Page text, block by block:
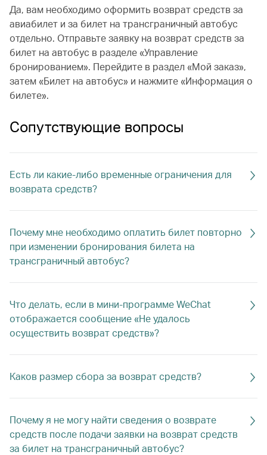
Да, вам необходимо оформить возврат средств за
авиабилет и за билет на трансграничный автобус
отдельно. Отправьте заявку на возврат средств за
билет на автобус в разделе «Управление
бронированием». Перейдите в раздел «Мой заказ»,
затем «Билет на автобус» и нажмите «Информация о
билете».
Сопутствующие вопросы
Есть ли какие-либо временные ограничения для
возврата средств?
Почему мне необходимо оплатить билет повторно
при изменении бронирования билета на
трансграничный автобус?
Что делать, если в мини-программе WeChat
отображается сообщение «Не удалось
осуществить возврат средств»?
Каков размер сбора за возврат средств?
Почему я не могу найти сведения о возврате
средств после подачи заявки на возврат средств
за билет на трансграничный автобус?